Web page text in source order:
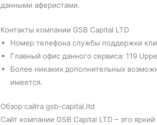
данными аферистами.
Контакты компании GSB Capital LTD
Номер телефона службы поддержки
Главный офис данного сервиса: 119
Более никаких дополнительных
имеется.
Обзор сайта gsb-capital.ltd
Сайт компании GSB Capital LTD – это